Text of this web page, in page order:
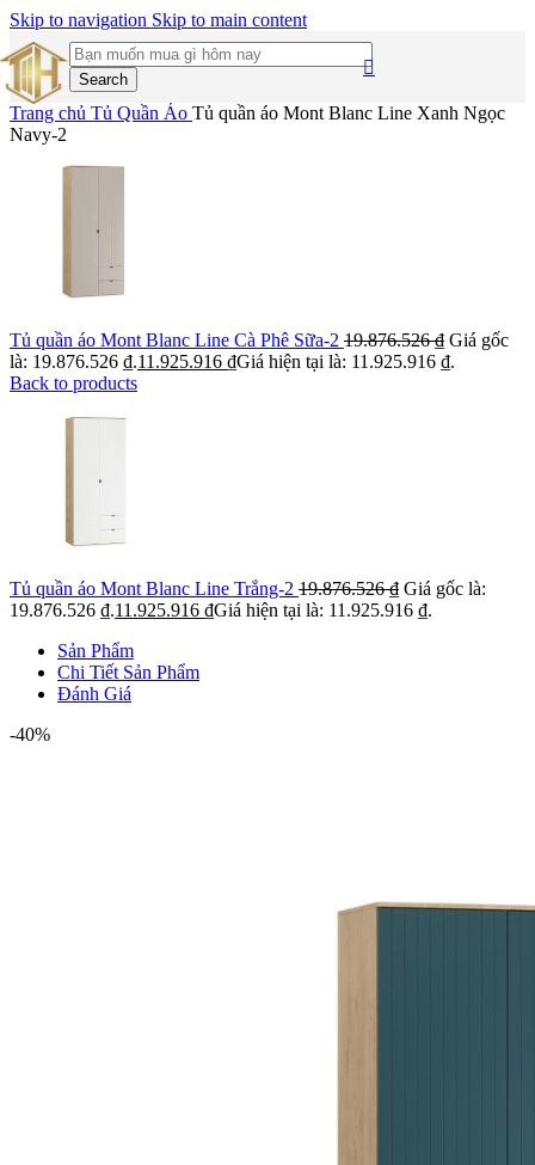
Skip to navigation Skip to main content
Search
Trang chủ Tủ Quần Áo Tủ quần áo Mont Blanc Line Xanh Ngọc
Navy-2
Tủ quần áo Mont Blanc Line Cà Phê Sữa-2 19.876.526₫ Giá gốc
là: 19.876.526 ₫.11.925.916 ₫Giá hiện tại là: 11.925.916 ₫.
Back to products
Tủ quần áo Mont Blanc Line Trắng-2 19.876.526₫ Giá gốc là:
19.876.526 ₫.11.925.916 ₫Giá hiện tại là: 11.925.916 ₫.
Sản Phẩm
Chi Tiết Sản Phẩm
Đánh Giá
-40%